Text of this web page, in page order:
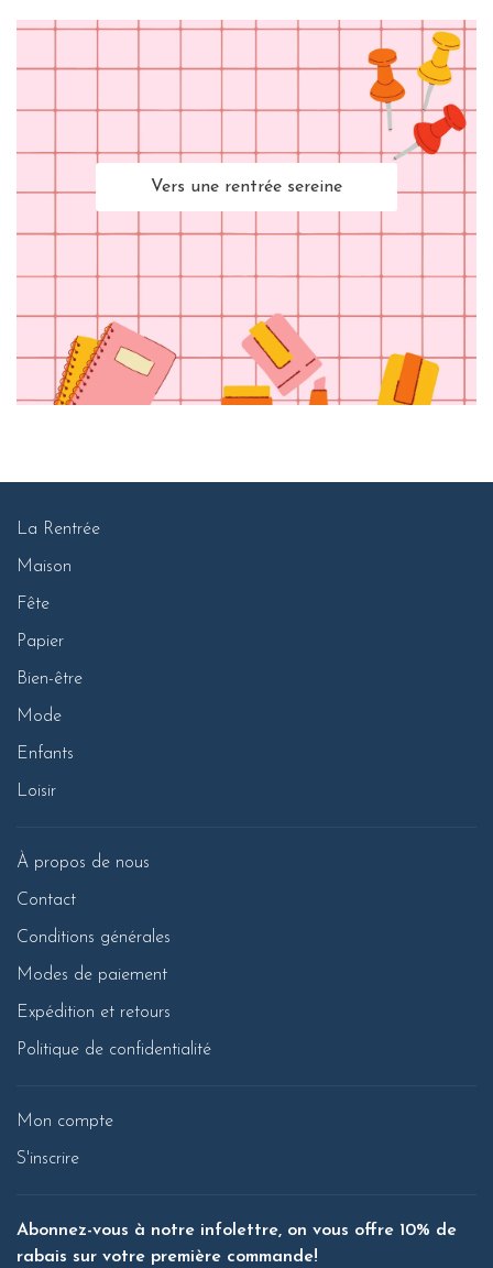
Vers une rentrée sereine
La Rentrée
Maison
Fête
Papier
Bien-être
Mode
Enfants
Loisir
À propos de nous
Contact
Conditions générales
Modes de paiement
Expédition et retours
Politique de confidentialité
Mon compte
S'inscrire
Abonnez-vous à notre infolettre, on vous offre 10% de
rabais sur votre première commande!